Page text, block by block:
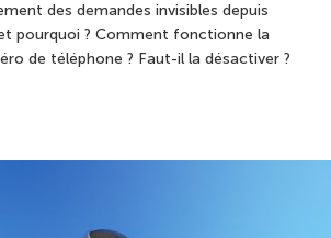
des demandes invisibles depuis
pourquoi ? Comment fonctionne la
de téléphone ? Faut-il la désactiver ?